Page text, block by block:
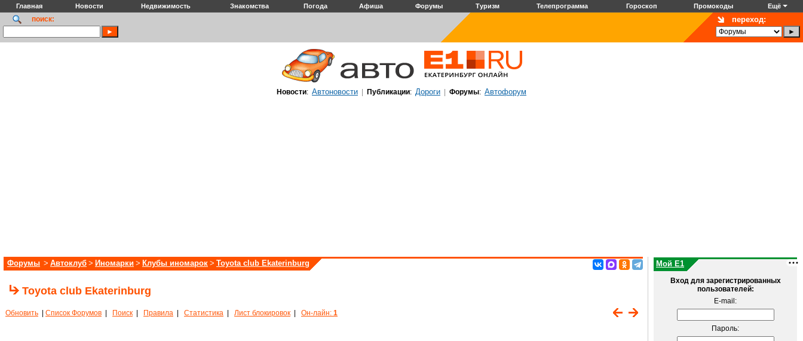
Главная Новости Недвижимость Знакомства Погода Афиша Форумы Туризм Телепрограмма Гороскоп Промокоды Ещё
поиск: переход:
Новости: Автоновости Публикации: Дороги Форумы: Автофорум
Форумы > Автоклуб > Иномарки > Клубы иномарок > Toyota club Ekaterinburg
Toyota club Ekaterinburg
Обновить Список Форумов Поиск Правила Статистика Лист блокировок Он-лайн: 1
Мой E1
Вход для зарегистрированных
пользователей:
E-mail:
Пароль: